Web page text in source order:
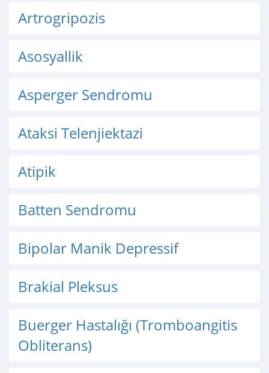
Artrogripozis
Asosyallik
Asperger Sendromu
Ataksi Telenjiektazi
Atipik
Batten Sendromu
Bipolar Manik Depressif
Brakial Pleksus
Buerger Hastalığı (Tromboangitis
Obliterans)